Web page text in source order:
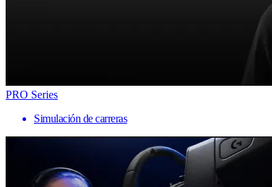
PRO Series
Simulación de carreras